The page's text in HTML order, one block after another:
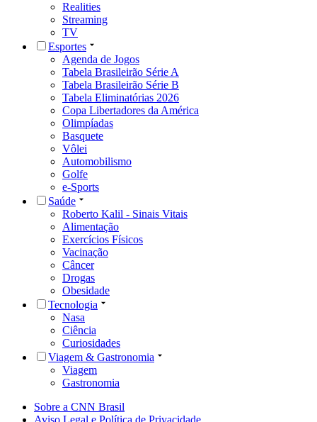
Realities
Streaming
TV
Esportes
Agenda de Jogos
Tabela Brasileirão Série A
Tabela Brasileirão Série B
Tabela Eliminatórias 2026
Copa Libertadores da América
Olimpíadas
Basquete
Vôlei
Automobilismo
Golfe
e-Sports
Saúde
Roberto Kalil - Sinais Vitais
Alimentação
Exercícios Físicos
Vacinação
Câncer
Drogas
Obesidade
Tecnologia
Nasa
Ciência
Curiosidades
Viagem & Gastronomia
Viagem
Gastronomia
Sobre a CNN Brasil
Aviso Legal e Política de Privacidade